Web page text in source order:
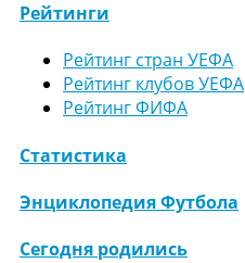
Рейтинги
Рейтинг стран УЕФА
Рейтинг клубов УЕФА
Рейтинг ФИФА
Статистика
Энциклопедия Футбола
Сегодня родились